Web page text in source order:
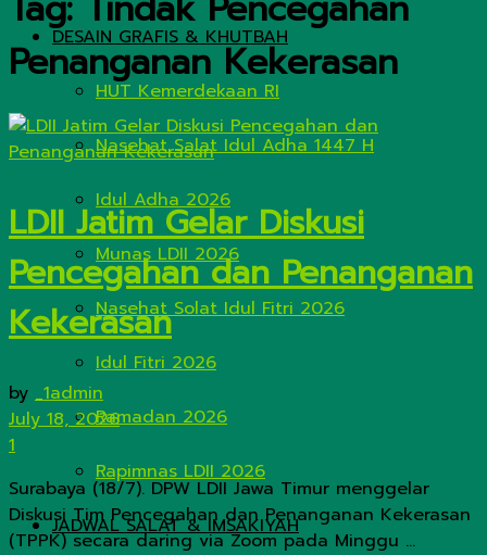
DESAIN GRAFIS & KHUTBAH
HUT Kemerdekaan RI
Nasehat Salat Idul Adha 1447 H
Idul Adha 2026
Munas LDII 2026
Nasehat Solat Idul Fitri 2026
Idul Fitri 2026
Ramadan 2026
Rapimnas LDII 2026
JADWAL SALAT & IMSAKIYAH
Penanganan Kekerasan
LDII Jatim Gelar Diskusi
Pencegahan dan Penanganan
Kekerasan
by _1admin
July 18, 2026
1
Surabaya (18/7). DPW LDII Jawa Timur menggelar
Diskusi Tim Pencegahan dan Penanganan Kekerasan
(TPPK) secara daring via Zoom pada Minggu ...